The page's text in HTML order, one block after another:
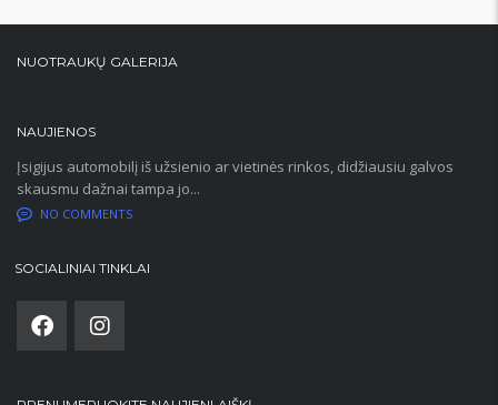
NUOTRAUKŲ GALERIJA
NAUJIENOS
Įsigijus automobilį iš užsienio ar vietinės rinkos, didžiausiu galvos
skausmu dažnai tampa jo...
NO COMMENTS
SOCIALINIAI TINKLAI